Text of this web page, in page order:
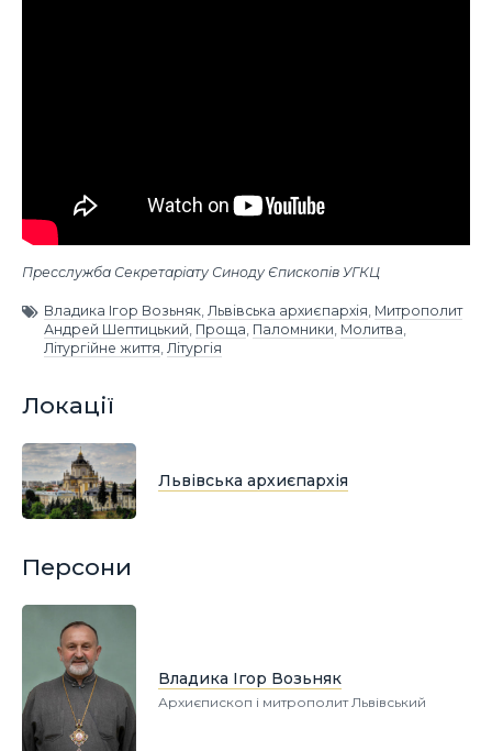
Пресслужба Секретаріату Синоду Єпископів УГКЦ
Владика Ігор Возьняк Львівська архиєпархія Митрополит
Андрей Шептицький Проща Паломники Молитва
Літургійне життя Літургія
Локації
Львівська архиєпархія
Персони
Владика Ігор Возьняк
Архиєпископ і митрополит Львівський